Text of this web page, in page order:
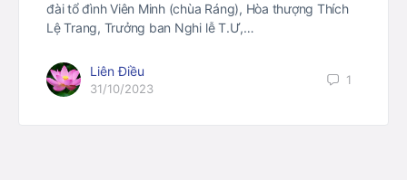
đài tổ đình Viên Minh (chùa Ráng), Hòa thượng Thích
Lệ Trang, Trưởng ban Nghi lễ T.Ư,…
Liên Điều
31/10/2023
1